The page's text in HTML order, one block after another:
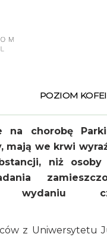
POZIOM
na chorobę
mają we krwi
niż
wydaniu
z Uniwersytetu